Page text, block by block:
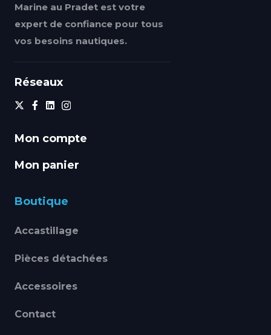
Marine au Pradet est votre
expert de confiance pour tous
vos besoins nautiques.
Réseaux
Mon compte
Mon panier
Boutique
Accastillage
Pièces détachées
Accessoires
Contact